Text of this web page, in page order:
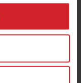
de hotelkeuze